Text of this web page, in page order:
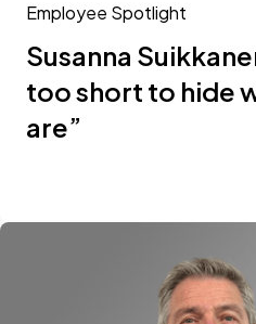
Employee Spotlight
Susanna
too short to hide
are”